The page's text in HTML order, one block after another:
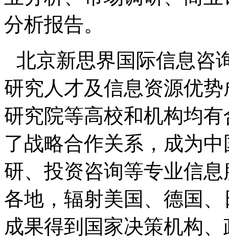
分析报告。
北京新思界国际信息咨
研究人才及信息资源优
研究院等高校和机构均
了战略合作关系，成为
研、投资咨询等专业信
各地，辐射美国、德国
成果得到国家决策机构